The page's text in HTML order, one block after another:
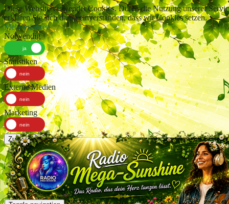
Diese Website verwendet Cookies. Durch die Nutzung unserer
erklären Sie sich damit einverstanden, dass wir Cookies setzen.
Mehr erfahren
Notwendig
Statistiken
Externe Medien
Marketing
Zustimmen